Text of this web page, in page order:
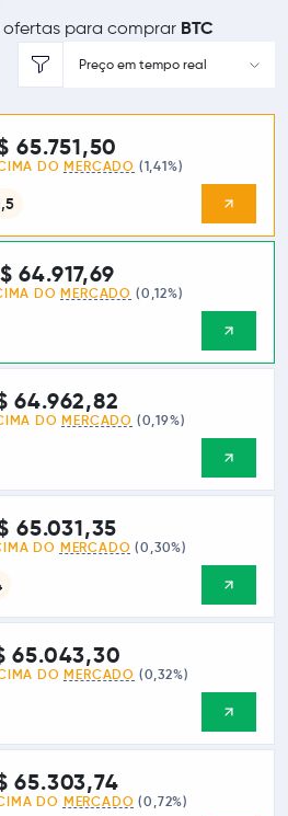
ofertas para comprar BTC
Preço em tempo real
65.751,50
DO MERCADO (1,41%)
64.917,69
DO MERCADO (0,12%)
64.962,82
DO MERCADO (0,19%)
65.031,35
DO MERCADO (0,30%)
65.043,30
DO MERCADO (0,32%)
65.303,74
DO MERCADO (0,72%)